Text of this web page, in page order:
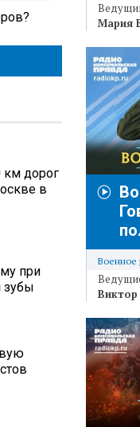
км дорог
в
при
зубы
Мария
Военное
Виктор